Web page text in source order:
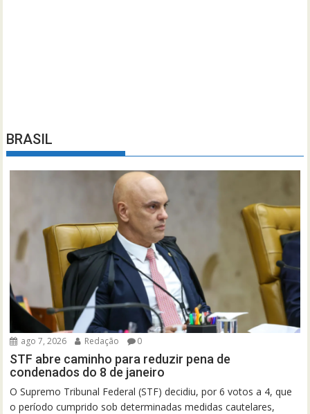
BRASIL
ago 7, 2026 Redação 0
STF abre caminho para reduzir pena de
condenados do 8 de janeiro
O Supremo Tribunal Federal (STF) decidiu, por 6 votos a 4, que
o período cumprido sob determinadas medidas cautelares,